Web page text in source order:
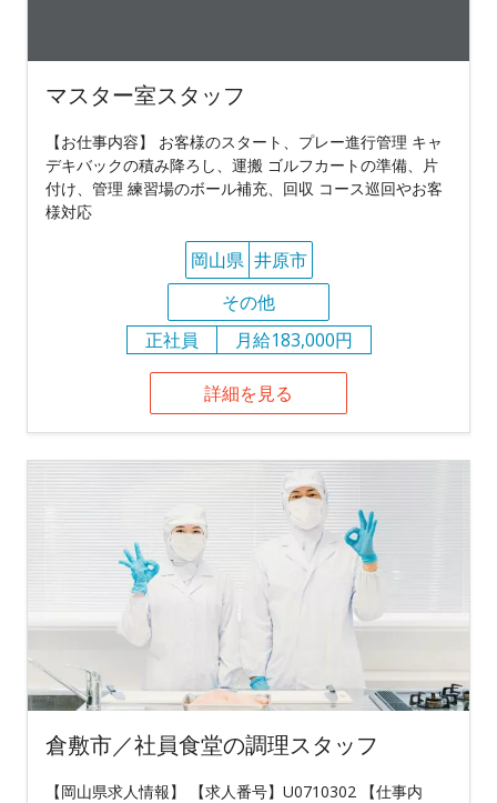
マスター室スタッフ
【お仕事内容】 お客様のスタート、プレー進行管理 キャ
デキバックの積み降ろし、運搬 ゴルフカートの準備、片
付け、管理 練習場のボール補充、回収 コース巡回やお客
様対応
岡山県 井原市
その他
正社員
月給183,000円
詳細を見る
倉敷市／社員食堂の調理スタッフ
【岡山県求人情報】 【求人番号】U0710302 【仕事内